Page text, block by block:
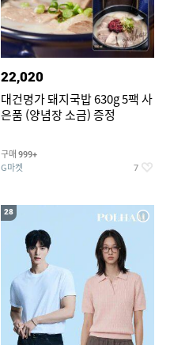
22,020
대건명가 돼지국밥 630g 5팩 사
은품 (양념장 소금) 증정
구매 999+
G마켓 7
28